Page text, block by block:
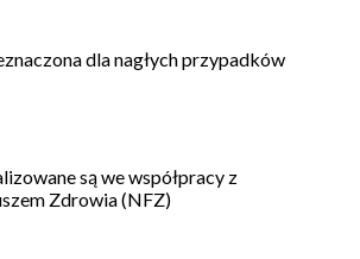
dla nagłych przypadków
są we współpracy z
Zdrowia (NFZ)